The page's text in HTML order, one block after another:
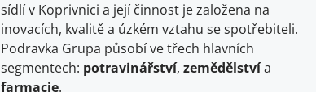
sídlí v Koprivnici a její činnost je založena na
inovacích, kvalitě a úzkém vztahu se spotřebiteli.
Podravka Grupa působí ve třech hlavních
segmentech: potravinářství,zemědělstvía
farmacie.